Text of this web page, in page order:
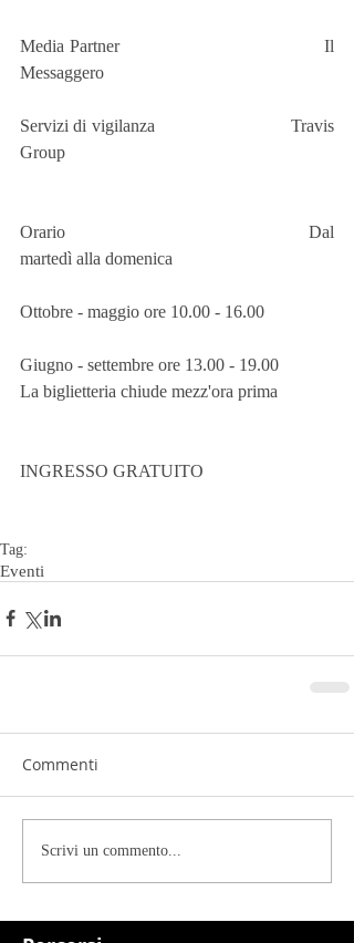
Media Partner                                    Il
Messaggero
Servizi di vigilanza                             Travis
Group
Orario                                                 Dal
martedì alla domenica
Ottobre - maggio ore 10.00 - 16.00
Giugno - settembre ore 13.00 - 19.00
La biglietteria chiude mezz'ora prima
INGRESSO GRATUITO
Tag:
Eventi
Commenti
Scrivi un commento...